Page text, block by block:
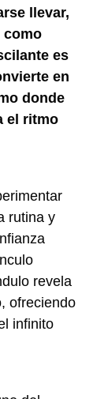
llevar,
como
es
en
donde
el ritmo
rutina y
revela
ofreciendo
infinito